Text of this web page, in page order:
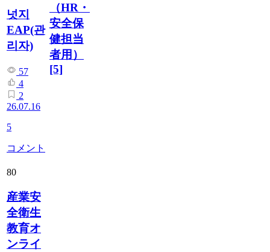
넛지
EAP(관
리자)
57
4
2
26.07.16
5
コメント
（HR・
安全保
健担当
者用）
[5]
80
産業安
全衛生
教育オ
ンライ